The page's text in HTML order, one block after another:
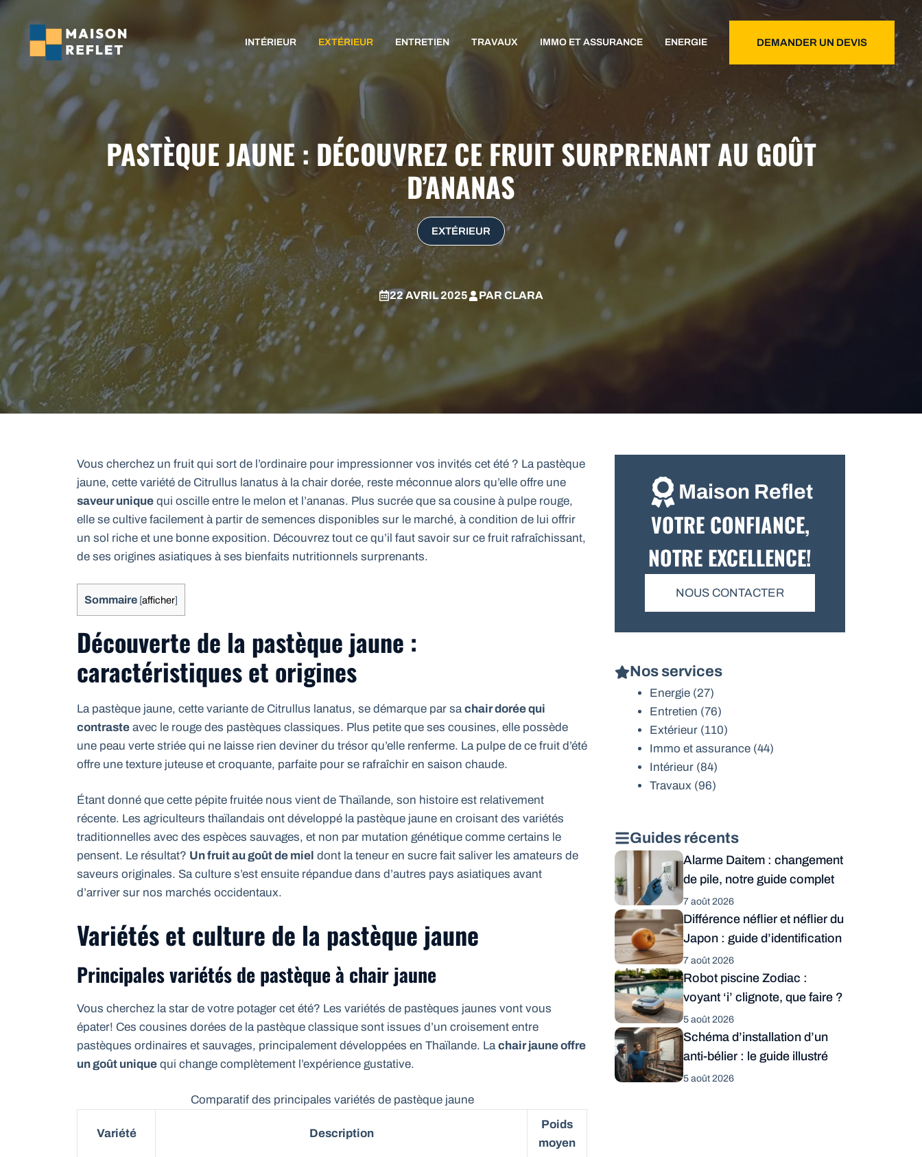
contenu
INTÉRIEUR EXTÉRIEUR ENTRETIEN TRAVAUX IMMO ET ASSURANCE ENERGIE DEMANDER UN DEVIS
PASTÈQUE JAUNE : DÉCOUVREZ CE FRUIT SURPRENANT AU GOÛT
D’ANANAS
EXTÉRIEUR
22 AVRIL 2025 PAR CLARA
Vous cherchez un fruit qui sort de l’ordinaire pour impressionner vos invités cet été ? La pastèque
jaune, cette variété de Citrullus lanatus à la chair dorée, reste méconnue alors qu’elle offre une
saveur unique qui oscille entre le melon et l’ananas. Plus sucrée que sa cousine à pulpe rouge,
elle se cultive facilement à partir de semences disponibles sur le marché, à condition de lui offrir
un sol riche et une bonne exposition. Découvrez tout ce qu’il faut savoir sur ce fruit rafraîchissant,
de ses origines asiatiques à ses bienfaits nutritionnels surprenants.
Sommaire [afficher]
Découverte de la pastèque jaune :
caractéristiques et origines
La pastèque jaune, cette variante de Citrullus lanatus, se démarque par sa chair dorée qui
contraste avec le rouge des pastèques classiques. Plus petite que ses cousines, elle possède
une peau verte striée qui ne laisse rien deviner du trésor qu’elle renferme. La pulpe de ce fruit d’été
offre une texture juteuse et croquante, parfaite pour se rafraîchir en saison chaude.
Étant donné que cette pépite fruitée nous vient de Thaïlande, son histoire est relativement
récente. Les agriculteurs thaïlandais ont développé la pastèque jaune en croisant des variétés
traditionnelles avec des espèces sauvages, et non par mutation génétique comme certains le
pensent. Le résultat? Un fruit au goût de miel dont la teneur en sucre fait saliver les amateurs de
saveurs originales. Sa culture s’est ensuite répandue dans d’autres pays asiatiques avant
d’arriver sur nos marchés occidentaux.
Variétés et culture de la pastèque jaune
Principales variétés de pastèque à chair jaune
Vous cherchez la star de votre potager cet été? Les variétés de pastèques jaunes vont vous
épater! Ces cousines dorées de la pastèque classique sont issues d’un croisement entre
pastèques ordinaires et sauvages, principalement développées en Thaïlande. La chair jaune offre
un goût unique qui change complètement l’expérience gustative.
Comparatif des principales variétés de pastèque jaune
Variété Description
Poids
moyen
Maison Reflet
VOTRE CONFIANCE,
NOTRE EXCELLENCE!
NOUS CONTACTER
Nos services
Energie (27)
Entretien (76)
Extérieur (110)
Immo et assurance (44)
Intérieur (84)
Travaux (96)
Guides récents
Alarme Daitem : changement
de pile, notre guide complet
7 août 2026
Différence néflier et néflier du
Japon : guide d’identification
7 août 2026
Robot piscine Zodiac :
voyant ‘i’ clignote, que faire ?
5 août 2026
Schéma d’installation d’un
anti-bélier : le guide illustré
5 août 2026